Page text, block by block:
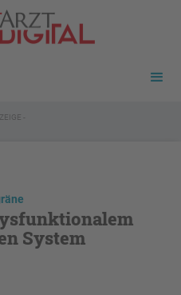
-
System